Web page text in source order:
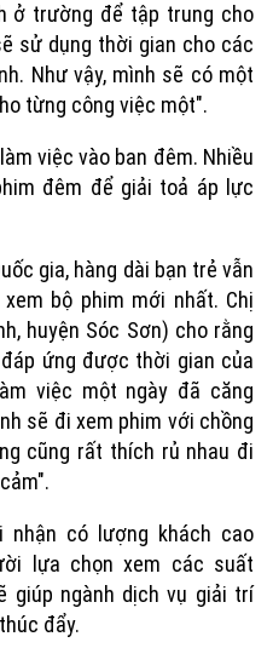
ở trường để tập trung cho
sử dụng thời gian cho các
Như vậy, mình sẽ có một
từng công việc một".
việc vào ban đêm. Nhiều
đêm để giải toả áp lực
gia, hàng dài bạn trẻ vẫn
bộ phim mới nhất. Chị
huyện Sóc Sơn) cho rằng
ứng được thời gian của
việc một ngày đã căng
sẽ đi xem phim với chồng
cũng rất thích rủ nhau đi
có lượng khách cao
lựa chọn xem các suất
giúp ngành dịch vụ giải trí
đẩy.